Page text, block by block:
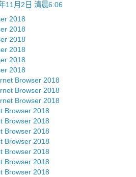
11月2日 清晨6:06
2018
2018
2018
2018
2018
2018
Browser 2018
Browser 2018
Browser 2018
Browser 2018
Browser 2018
Browser 2018
Browser 2018
Browser 2018
Browser 2018
Browser 2018